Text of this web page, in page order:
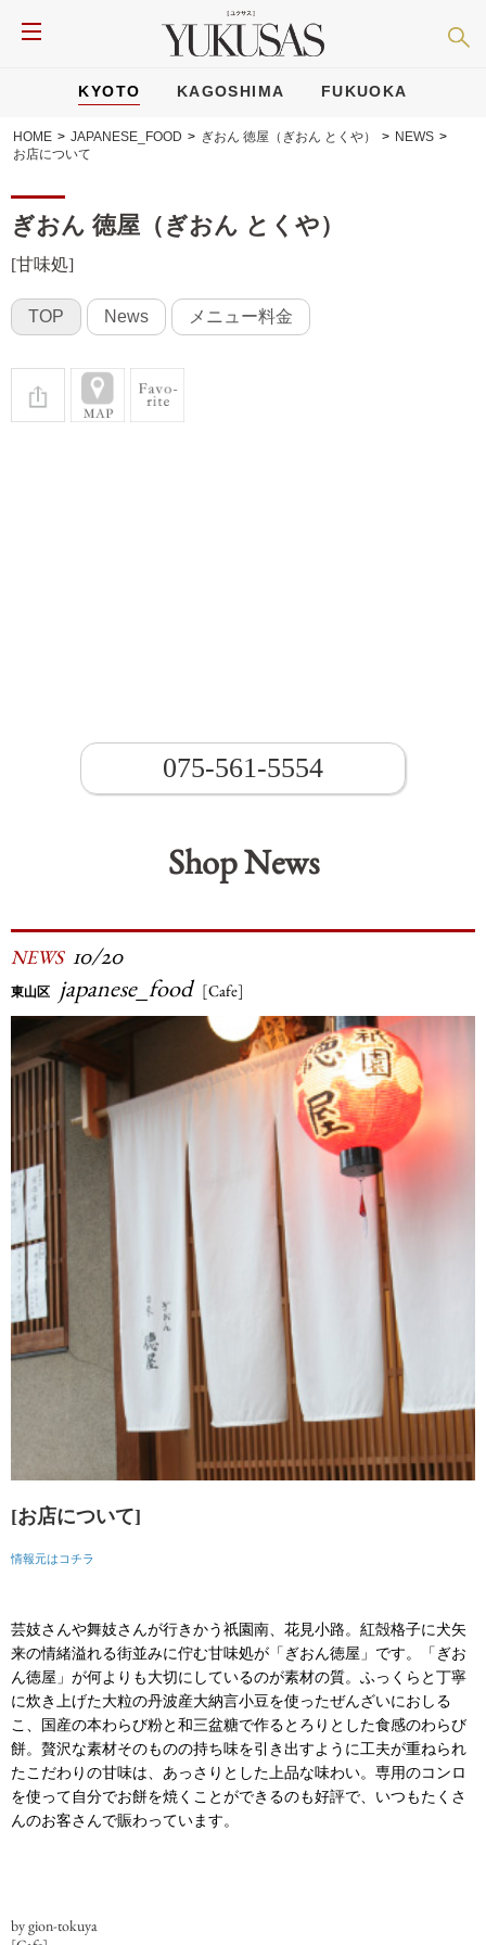
KYOTO KAGOSHIMA FUKUOKA
HOME > JAPANESE_FOOD > ぎおん 徳屋（ぎおん とくや） > NEWS >
お店について
ぎおん 徳屋（ぎおん とくや）
[甘味処]
TOP News メニュー料金
075-561-5554
Shop News
NEWS 10/20
東山区 japanese_food [Cafe]
[お店について]
情報元はコチラ
芸妓さんや舞妓さんが行きかう祇園南、花見小路。紅殻格子に犬矢
来の情緒溢れる街並みに佇む甘味処が「ぎおん徳屋」です。「ぎお
ん徳屋」が何よりも大切にしているのが素材の質。ふっくらと丁寧
に炊き上げた大粒の丹波産大納言小豆を使ったぜんざいにおしる
こ、国産の本わらび粉と和三盆糖で作るとろりとした食感のわらび
餅。贅沢な素材そのものの持ち味を引き出すように工夫が重ねられ
たこだわりの甘味は、あっさりとした上品な味わい。専用のコンロ
を使って自分でお餅を焼くことができるのも好評で、いつもたくさ
んのお客さんで賑わっています。
by gion-tokuya